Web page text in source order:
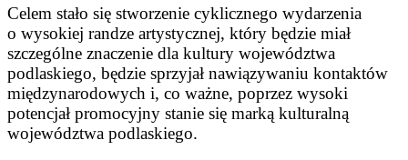
Celem stało się stworzenie cyklicznego wydarzenia
o wysokiej randze artystycznej, który będzie miał
szczególne znaczenie dla kultury województwa
podlaskiego, będzie sprzyjał nawiązywaniu kontaktów
międzynarodowych i, co ważne, poprzez wysoki
potencjał promocyjny stanie się marką kulturalną
województwa podlaskiego.